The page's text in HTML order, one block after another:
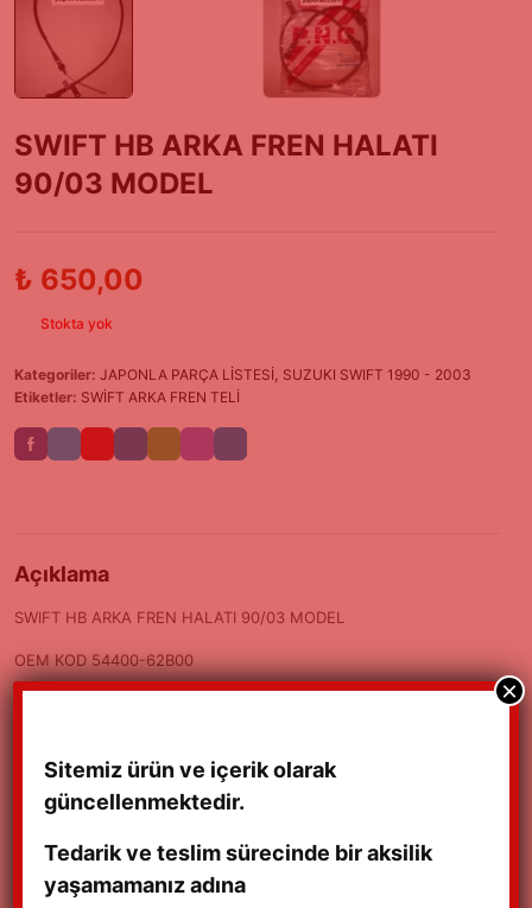
SWIFT HB ARKA FREN HALATI
90/03 MODEL
₺ 650,00
Stokta yok
Kategoriler: JAPONLA PARÇA LİSTESİ SUZUKI SWIFT 1990 - 2003
Etiketler: SWİFT ARKA FREN TELİ
Açıklama
SWIFT HB ARKA FREN HALATI 90/03 MODEL
OEM KOD 54400-62B00
Sitemiz ürün ve içerik olarak
güncellenmektedir.
Tedarik ve teslim sürecinde bir aksilik
yaşamamanız adına
×